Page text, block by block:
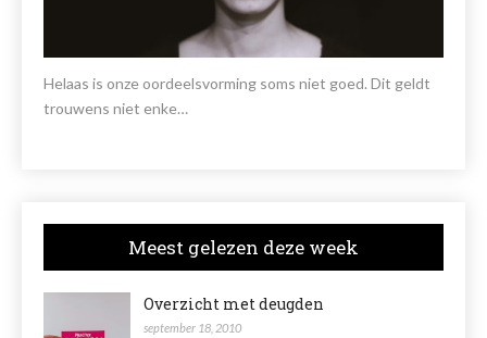
Helaas is onze oordeelsvorming soms niet goed. Dit geldt
trouwens niet enke…
Meest gelezen deze week
Overzicht met deugden
september 18, 2010